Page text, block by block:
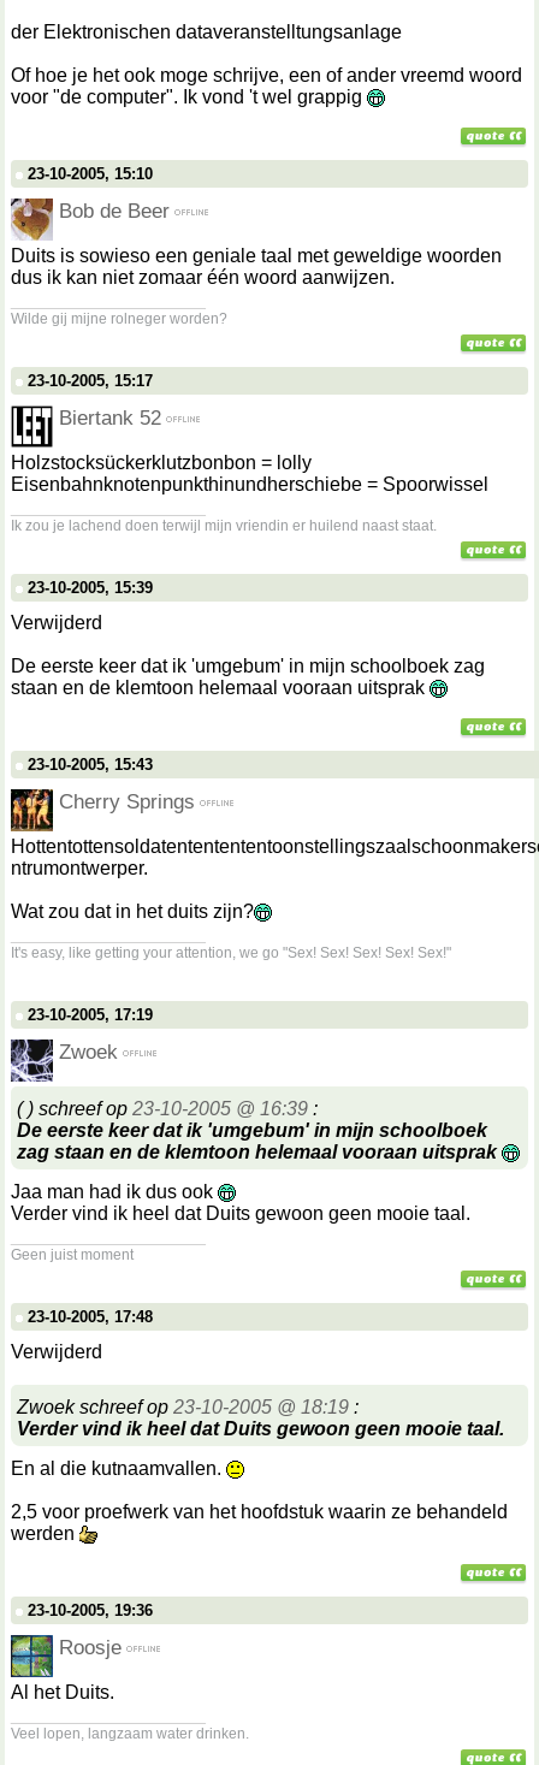
der Elektronischen dataveranstelltungsanlage
Of hoe je het ook moge schrijve, een of ander vreemd woord
voor "de computer". Ik vond 't wel grappig
23-10-2005, 15:10
Bob de Beer
Duits is sowieso een geniale taal met geweldige woorden
dus ik kan niet zomaar één woord aanwijzen.
Wilde gij mijne rolneger worden?
23-10-2005, 15:17
Biertank 52
Holzstocksückerklutzbonbon = lolly
Eisenbahnknotenpunkthinundherschiebe = Spoorwissel
Ik zou je lachend doen terwijl mijn vriendin er huilend naast staat.
23-10-2005, 15:39
Verwijderd
De eerste keer dat ik 'umgebum' in mijn schoolboek zag
staan en de klemtoon helemaal vooraan uitsprak
23-10-2005, 15:43
Cherry Springs
ntrumontwerper.
Wat zou dat in het duits zijn?
It's easy, like getting your attention, we go "Sex! Sex! Sex! Sex! Sex!"
23-10-2005, 17:19
Zwoek
( ) schreef op 23-10-2005 @ 16:39 :
De eerste keer dat ik 'umgebum' in mijn schoolboek
zag staan en de klemtoon helemaal vooraan uitsprak
Jaa man had ik dus ook
Verder vind ik heel dat Duits gewoon geen mooie taal.
Geen juist moment
23-10-2005, 17:48
Verwijderd
Zwoek schreef op 23-10-2005 @ 18:19 :
Verder vind ik heel dat Duits gewoon geen mooie taal.
En al die kutnaamvallen.
2,5 voor proefwerk van het hoofdstuk waarin ze behandeld
werden
23-10-2005, 19:36
Roosje
Al het Duits.
Veel lopen, langzaam water drinken.